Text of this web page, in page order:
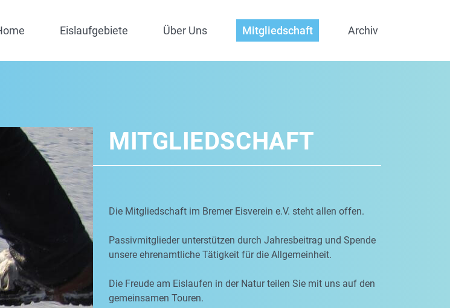
Eislaufgebiete Über Uns Mitgliedschaft Archiv
MITGLIEDSCHAFT
Die Mitgliedschaft im Bremer Eisverein e.V. steht allen offen.
Passivmitglieder unterstützen durch Jahresbeitrag und Spende
unsere ehrenamtliche Tätigkeit für die Allgemeinheit.
Die Freude am Eislaufen in der Natur teilen Sie mit uns auf den
gemeinsamen Touren.